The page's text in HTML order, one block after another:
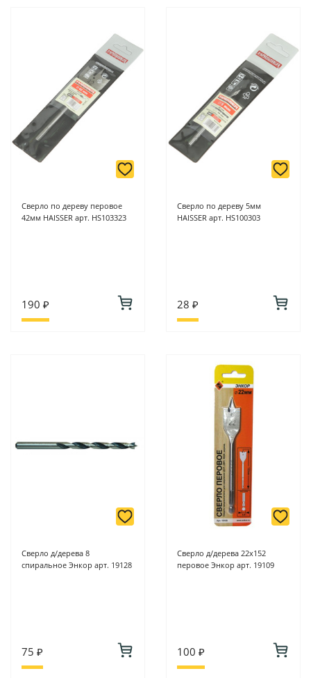
Для юридических лиц: переводом на расчетный счет при
онлайн оплате заказа на сайте.
Подробнее о способах оплаты можно узнать здесь - "Оплата"
Сверло по дереву перовое
42мм HAISSER арт. HS103323
190 ₽
Сверло по дереву 5мм
HAISSER арт. HS100303
28 ₽
Сверло д/дерева 8
спиральное Энкор арт. 19128
75 ₽
Сверло д/дерева 22х152
перовое Энкор арт. 19109
100 ₽